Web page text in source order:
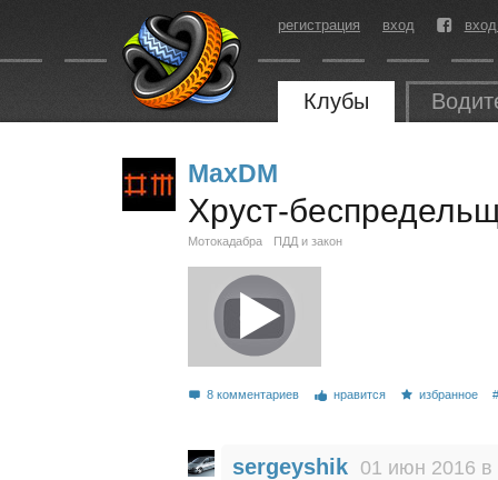
регистрация вход
Клубы
MaxDM
Хруст-
Мотокадабра ПДД и закон
8 комментариев нравится избранное
sergeyshik 01 июн 2016 в